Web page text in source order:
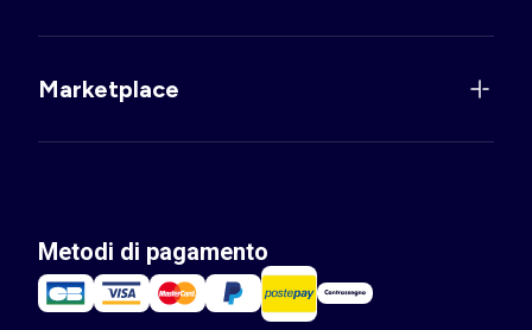
Marketplace
Metodi di pagamento